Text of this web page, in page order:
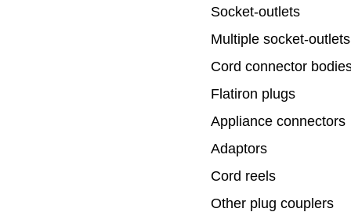
Socket-outlets
Multiple socket-
Cord connector
Flatiron plugs
Appliance connectors
Adaptors
Cord reels
Other plug couplers